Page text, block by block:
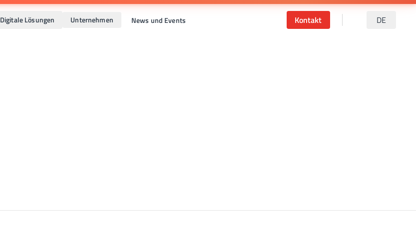
Digitale Lösungen Unternehmen News und Events Kontakt DE